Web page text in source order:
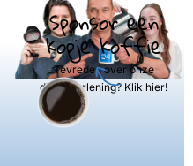
Sponsor een
kopje koffie
Tevreden over onze
dienstverlening? Klik hier!